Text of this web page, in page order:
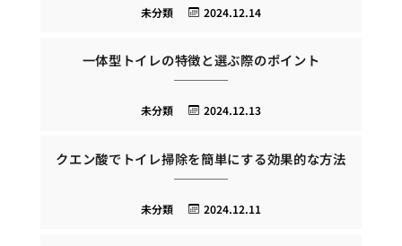
2024.12.14
未分類
一体型トイレの特徴と選ぶ際のポイント
2024.12.13
未分類
クエン酸でトイレ掃除を簡単にする効果的な方法
2024.12.11
未分類